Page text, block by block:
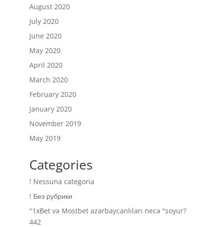
August 2020
July 2020
June 2020
May 2020
April 2020
March 2020
February 2020
January 2020
November 2019
May 2019
Categories
! Nessuna categoria
! Без рубрики
"1xBet və Mostbet azərbaycanlıları necə "soyur?
442